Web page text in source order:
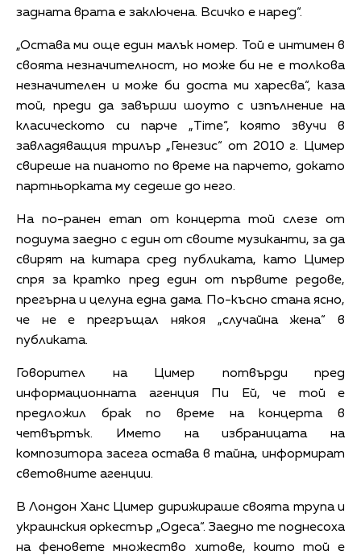
задната врата е заключена. Всичко е наред“.
„Остава ми още един малък номер. Той е интимен в
своята незначителност, но може би не е толкова
незначителен и може би доста ми харесва“, каза
той, преди да завърши шоуто с изпълнение на
класическото си парче „Time“, която звучи в
завладяващия трилър „Генезис“ от 2010 г. Цимер
свиреше на пианото по време на парчето, докато
партньорката му седеше до него.
На по-ранен етап от концерта той слезе от
подиума заедно с един от своите музиканти, за да
свирят на китара сред публиката, като Цимер
спря за кратко пред един от първите редове,
прегърна и целуна една дама. По-късно стана ясно,
че не е прегръщал някоя „случайна жена“ в
публиката.
Говорител на Цимер потвърди пред
информационната агенция Пи Ей, че той е
предложил брак по време на концерта в
четвъртък. Името на избраницата на
композитора засега остава в тайна, информират
световните агенции.
В Лондон Ханс Цимер дирижираше своята трупа и
украинския оркестър „Одеса“. Заедно те поднесоха
на феновете множество хитове, които той е